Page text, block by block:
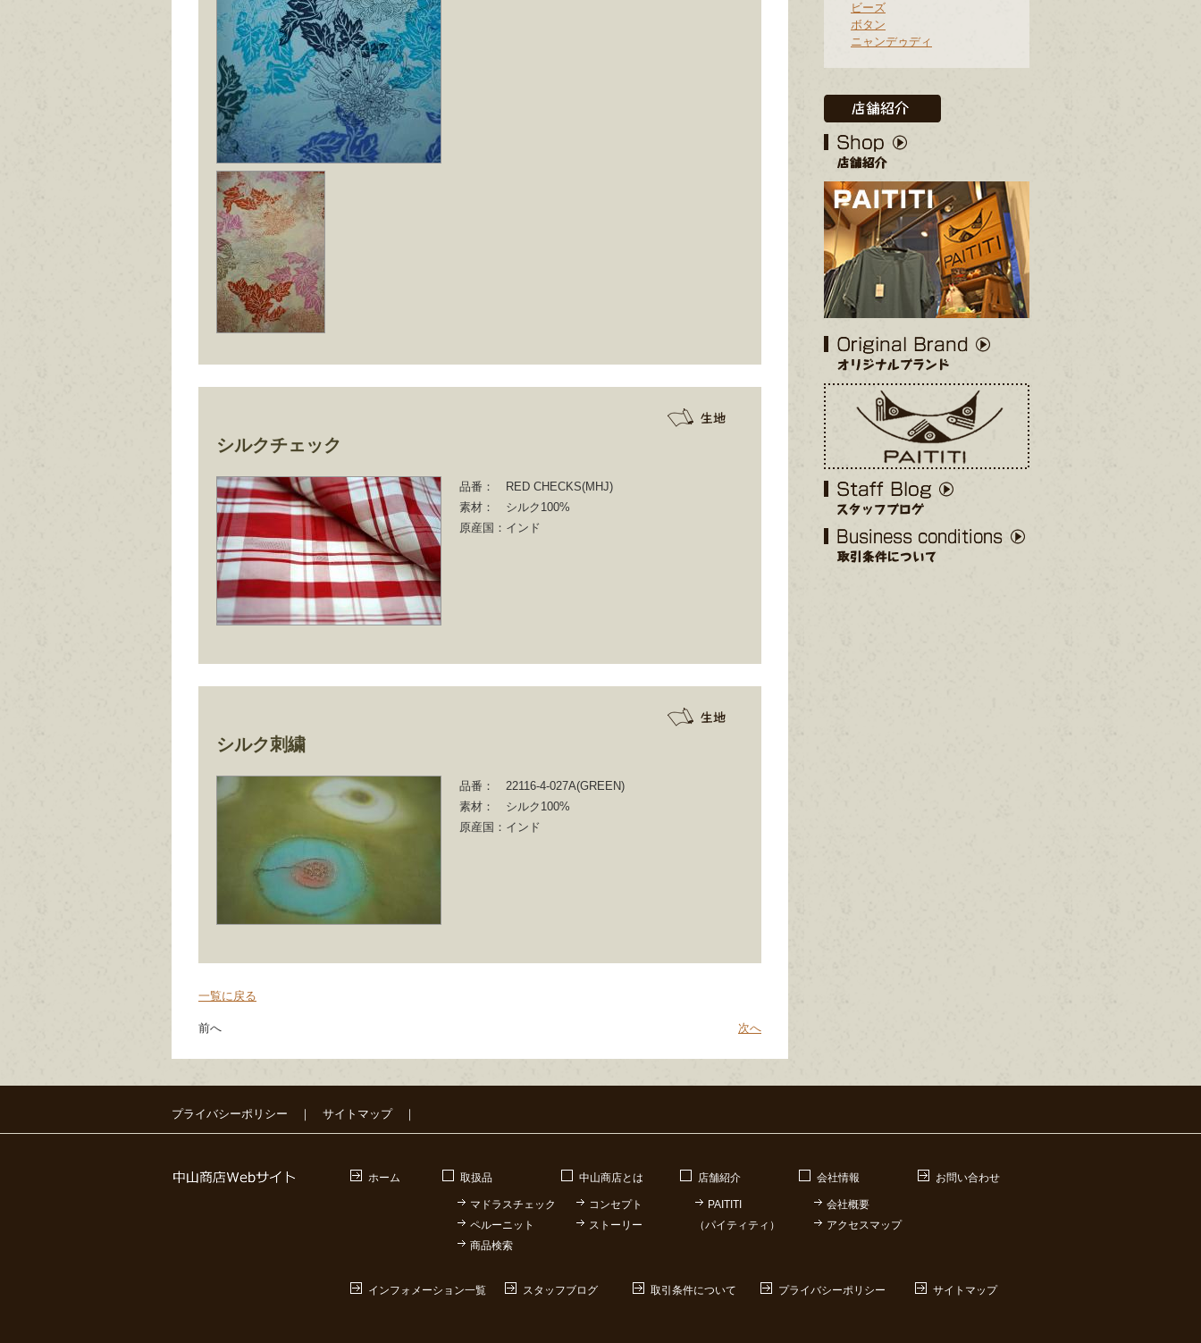
シルクチェック
品番：
RED CHECKS(MHJ)
素材：
シルク100%
原産国： インド
シルク刺繍
品番：
22116-4-027A(GREEN)
素材：
シルク100%
原産国： インド
一覧に戻る
前へ 次へ
ビーズ
ボタン
ニャンデゥディ
プライバシーポリシー ｜ サイトマップ｜
ホーム 取扱品
マドラスチェック
ペルーニット
商品検索
中山商店とは
コンセプト
ストーリー
店舗紹介
PAITITI
（パイティティ）
会社情報
会社概要
アクセスマップ
お問い合わせ
インフォメーション一覧 スタッフブログ 取引条件について プライバシーポリシー サイトマップ